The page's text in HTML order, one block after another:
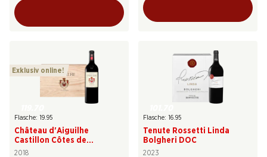
Exklusiv online!
Flasche: 19.95
Château d'Aiguilhe
Castillon Côtes de
Bordeaux AOC
2018
Flasche: 16.95
Tenute Rossetti Linda
Bolgheri DOC
2023